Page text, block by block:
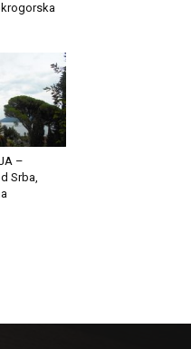
–
Srba,